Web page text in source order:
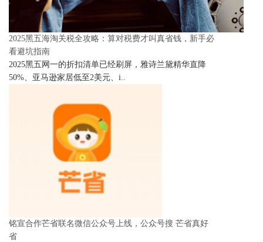
2025黑五海淘关税全攻略：算对税费才叫真省钱，新手必
看避坑指南
2025黑五网一的折扣清单已经刷屏，雅诗兰黛精华直降
50%、亚马逊家居低至2美元、i..
铭宣合作芒省联名微信公众号上线，公众号搜 芒省真好
省